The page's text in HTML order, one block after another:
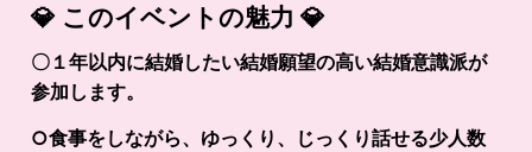
💎 このイベントの魅力 💎
〇１年以内に結婚したい結婚願望の高い結婚意識派が
参加します。
○食事をしながら、ゆっくり、じっくり話せる少人数